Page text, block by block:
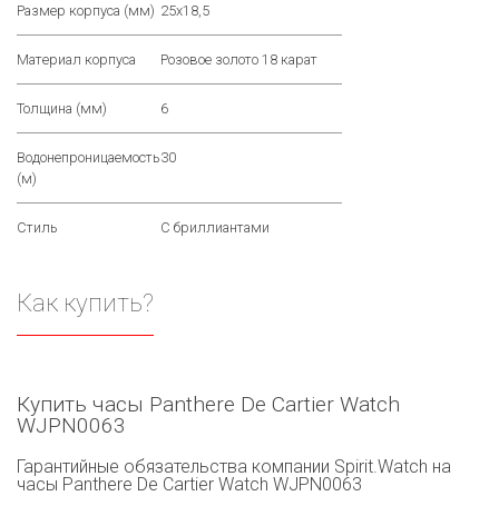
Размер корпуса (мм) 25х18,5
Материал корпуса Розовое золото 18 карат
Толщина (мм) 6
Водонепроницаемость
(м)
30
Стиль С бриллиантами
Как купить?
Купить часы Panthere De Cartier Watch
WJPN0063
Гарантийные обязательства компании Spirit.Watch на
часы Panthere De Cartier Watch WJPN0063